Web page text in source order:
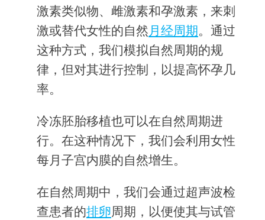
激素类似物、雌激素和孕激素，来刺
激或替代女性的自然月经周期。通过
这种方式，我们模拟自然周期的规
律，但对其进行控制，以提高怀孕几
率。
冷冻胚胎移植也可以在自然周期进
行。在这种情况下，我们会利用女性
每月子宫内膜的自然增生。
在自然周期中，我们会通过超声波检
查患者的排卵周期，以便使其与试管